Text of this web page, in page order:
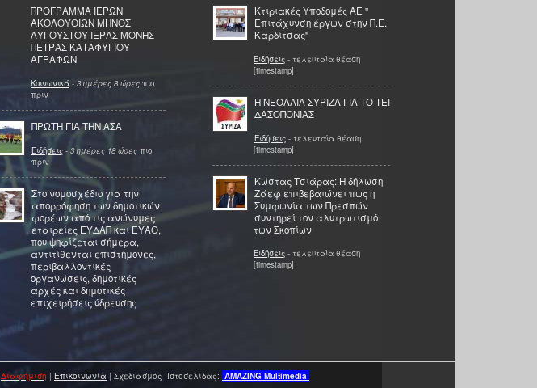
ΠΡΟΓΡΑΜΜΑ ΙΕΡΩΝ
ΑΚΟΛΟΥΘΙΩΝ ΜΗΝΟΣ
ΑΥΓΟΥΣΤΟΥ ΙΕΡΑΣ ΜΟΝΗΣ
ΠΕΤΡΑΣ ΚΑΤΑΦΥΓΙΟΥ
ΑΓΡΑΦΩΝ
Κοινωνικά - 3 ημέρες 8 ώρες πιο
πριν
ΠΡΩΤΗ ΓΙΑ ΤΗΝ ΑΣΑ
Ειδήσεις - 3 ημέρες 18 ώρες πιο
πριν
Στο νομοσχέδιο για την
απορρόφηση των δημοτικών
φορέων από τις ανώνυμες
εταιρείες ΕΥΔΑΠ και ΕΥΑΘ,
που ψηφίζεται σήμερα,
αντιτίθενται επιστήμονες,
περιβαλλοντικές
οργανώσεις, δημοτικές
αρχές και δημοτικές
επιχειρήσεις ύδρευσης
Κτιριακές Υποδομές ΑΕ ''
Επιτάχυνση έργων στην Π.Ε.
Καρδίτσας''
Ειδήσεις - τελευταία θέαση
[timestamp]
Η ΝΕΟΛΑΙΑ ΣΥΡΙΖΑ ΓΙΑ ΤΟ ΤΕΙ
ΔΑΣΟΠΟΝΙΑΣ
Ειδήσεις - τελευταία θέαση
[timestamp]
Κώστας Τσιάρας: Η δήλωση
Ζάεφ επιβεβαιώνει πως η
Συμφωνία των Πρεσπών
συντηρεί τον αλυτρωτισμό
των Σκοπίων
Ειδήσεις - τελευταία θέαση
[timestamp]
Διαφήμιση | Επικοινωνία | Σχεδιασμός Ιστοσελίδας: AMAZING Multimedia